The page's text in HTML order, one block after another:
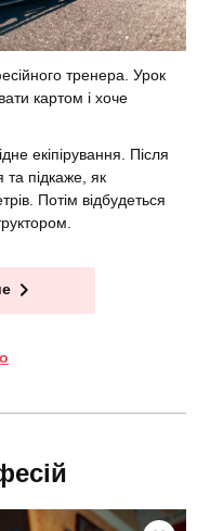
тренера. Урок
картом і хоче
екіпірування. Після
та підкаже, як
Потім відбудеться